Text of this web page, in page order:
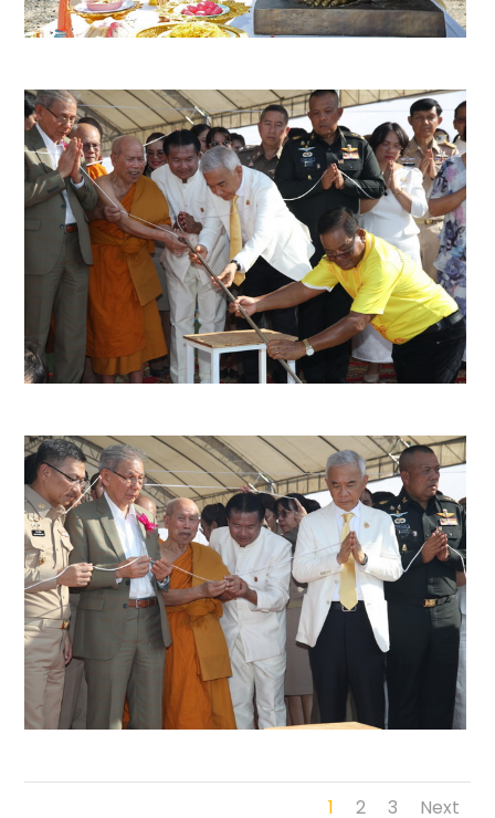
1 2 3 Next